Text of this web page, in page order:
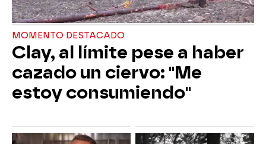
MOMENTO DESTACADO
Clay, al límite pese a haber
cazado un ciervo: "Me
estoy consumiendo"